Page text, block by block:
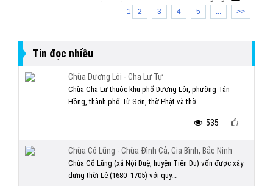
1 2 3 4 5 ... >>
Tin đọc nhiều
Chùa Dương Lôi - Cha Lư Tự
Chùa Cha Lư thuộc khu phố Dương Lôi, phường Tân
Hồng, thành phố Từ Sơn, thờ Phật và thờ...
535
Chùa Cổ Lũng - Chùa Đình Cả, Gia Bình, Bắc Ninh
Chùa Cổ Lũng (xã Nội Duệ, huyện Tiên Du) vốn được xây
dựng thời Lê (1680 -1705) với quy...